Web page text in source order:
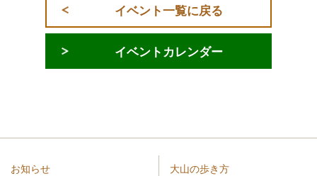
イベント一覧に戻る
イベントカレンダー
お知らせ
大山の歩き方